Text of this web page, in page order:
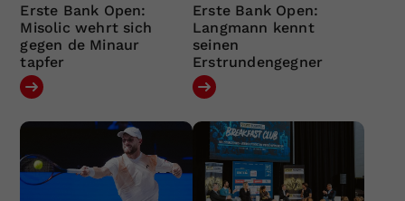
Erste Bank Open:
Misolic wehrt sich
gegen de Minaur
tapfer
Erste Bank Open:
Langmann kennt
seinen
Erstrundengegner